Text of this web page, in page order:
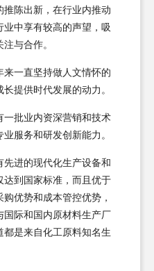
陈出新，在行业内推动
中享有较高的声望，吸
与合作。
一直坚持做人文情怀的
提供时代发展的动力。
一批业内资深营销和技术
服务和研发创新能力。
进的现代化生产设备和
达到国家标准，而且优于
优势和成本管控优势，
国际和国内原材料生产厂
是来自化工原料知名生